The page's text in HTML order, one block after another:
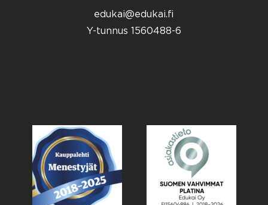
edukai@edukai.fi
Y-tunnus 1560488-6